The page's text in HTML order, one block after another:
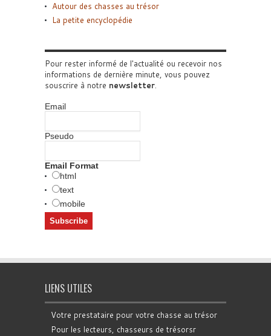
Autour des chasses au trésor
La petite encyclopédie
Pour rester informé de l'actualité ou recevoir nos
informations de dernière minute, vous pouvez
souscrire à notre newsletter.
Email
Pseudo
Email Format
html
text
mobile
LIENS UTILES
Votre prestataire pour votre chasse au trésor
Pour les lecteurs, chasseurs de trésorsr